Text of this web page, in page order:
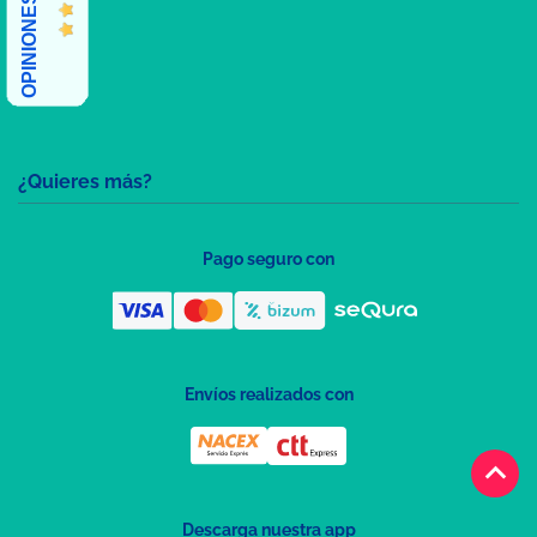
keyboard_arrow_up
¿Quieres más?
Pago seguro con
Envíos realizados con
Descarga nuestra app